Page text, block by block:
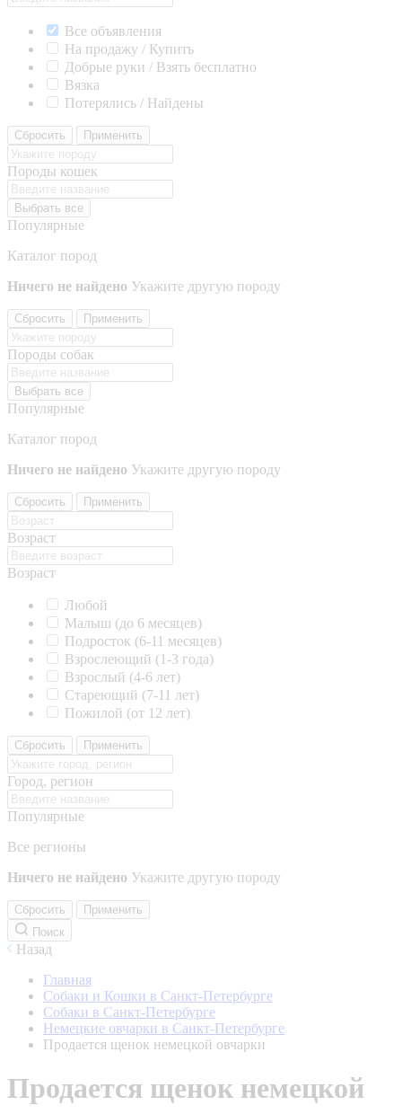
Все объявления
На продажу / Купить
Добрые руки / Взять бесплатно
Вязка
Потерялись / Найдены
Сбросить Применить
Породы кошек
Выбрать все
Популярные
Каталог пород
Ничего не найдено Укажите другую породу
Сбросить Применить
Породы собак
Выбрать все
Популярные
Каталог пород
Ничего не найдено Укажите другую породу
Сбросить Применить
Возраст
Возраст
Любой
Малыш (до 6 месяцев)
Подросток (6-11 месяцев)
Взрослеющий (1-3 года)
Взрослый (4-6 лет)
Стареющий (7-11 лет)
Пожилой (от 12 лет)
Сбросить Применить
Город, регион
Популярные
Все регионы
Ничего не найдено Укажите другую породу
Сбросить
Применить
Поиск
Назад
Главная
Собаки и Кошки в Санкт-Петербурге
Собаки в Санкт-Петербурге
Немецкие овчарки в Санкт-Петербурге
Продается щенок немецкой овчарки
Продается щенок немецкой